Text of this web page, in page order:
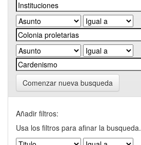
Comenzar nueva busqueda
Añadir filtros:
Usa los filtros para afinar la busqueda.